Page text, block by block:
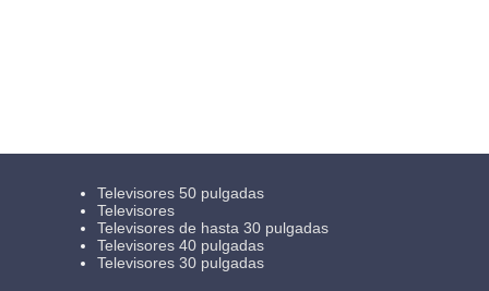
Televisores 50 pulgadas
Televisores
Televisores de hasta 30 pulgadas
Televisores 40 pulgadas
Televisores 30 pulgadas